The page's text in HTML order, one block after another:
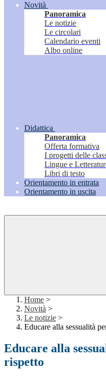
Novità
Panoramica
Le notizie
Le circolari
Calendario eventi
Albo online
Didattica
Panoramica
Offerta formativa
I progetti delle
Lingue e
Libri di testo
Orientamento in entrata
Orientamento in uscita
Home >
Novità >
Le notizie >
Educare alla sessualità
Educare alla
rispetto